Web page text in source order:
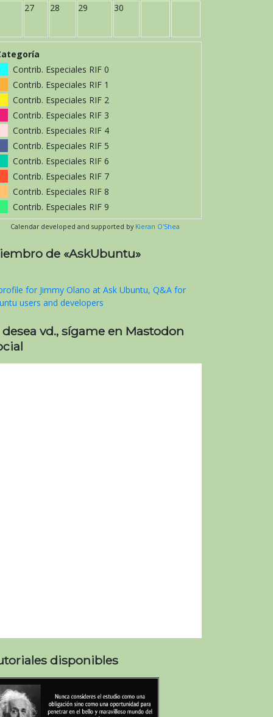
27 28 29 30
Contrib. Especiales RIF 0
Contrib. Especiales RIF 1
Contrib. Especiales RIF 2
Contrib. Especiales RIF 3
Contrib. Especiales RIF 4
Contrib. Especiales RIF 5
Contrib. Especiales RIF 6
Contrib. Especiales RIF 7
Contrib. Especiales RIF 8
Contrib. Especiales RIF 9
Calendar developed and supported by Kieran O'Shea
de «AskUbuntu»
desea vd., sígame en Mastodon
disponibles